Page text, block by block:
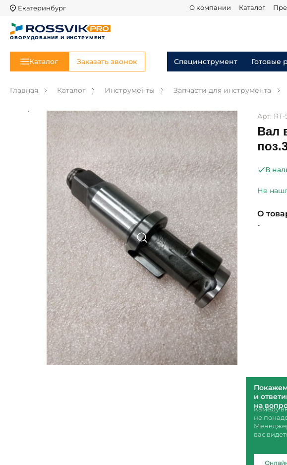
Екатеринбург О компании Каталог
ОБОРУДОВАНИЕ И ИНСТРУМЕНТ
Каталог Заказать звонок Специнструмент Готовые
Главная Каталог Инструменты Запчасти для инструмента
Арт.
Вал
В
Не
О
-
и
на
Камеру
не
вас